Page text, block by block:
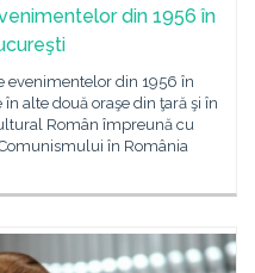
din 1956 în
evenimentelor din 1956 în
alte două oraşe din ţară şi în
Român împreună cu
în România